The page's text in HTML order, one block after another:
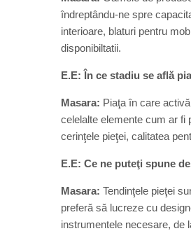
îndreptându-ne spre
interioare, blaturi pentru
disponibiltatii.
E.E: În ce stadiu se află
Masara: Piaţa în care
celelalte elemente cum ar fi
cerinţele pieţei, calitatea
E.E: Ce ne puteţi spune
Masara: Tendinţele pieţei
preferă să lucreze cu
instrumentele necesare, de